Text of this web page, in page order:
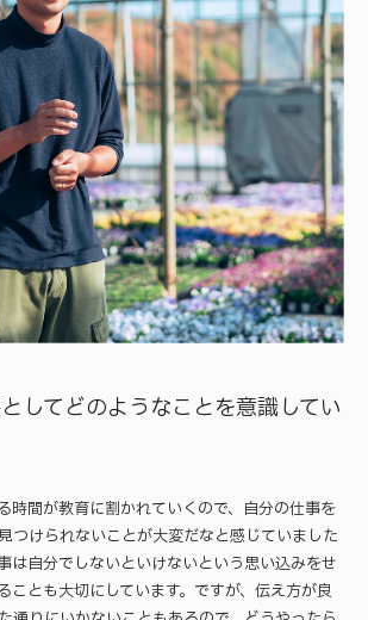
してどのようなことを意識してい
時間が教育に割かれていくので、自分の仕事を
つけられないことが大変だなと感じていました
は自分でしないといけないという思い込みをせ
ことも大切にしています。ですが、伝え方が良